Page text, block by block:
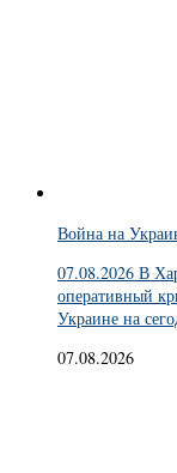
Война на
07.08.2026 В
оперативный
Украине на
07.08.2026